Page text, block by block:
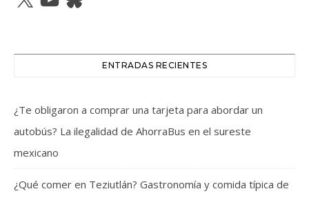
ENTRADAS RECIENTES
¿Te obligaron a comprar una tarjeta para abordar un
autobús? La ilegalidad de AhorraBus en el sureste
mexicano
¿Qué comer en Teziutlán? Gastronomía y comida típica de